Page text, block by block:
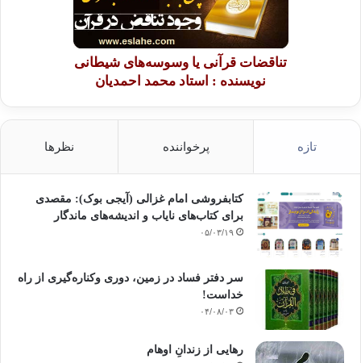
تناقضات قرآنی یا وسوسه‌های شیطانی
نویسنده : استاد محمد احمدیان
تازه پرخواننده نظرها
کتابفروشی امام غزالی (آیجی بوک): مقصدی
برای کتاب‌های نایاب و اندیشه‌های ماندگار
۰۵/۰۳/۱۹
سر دفتر فساد در زمین‌، دوری وکناره‌گیری از راه
خداست‌!
۰۴/۰۸/۰۳
رهایی از زندانِ اوهام